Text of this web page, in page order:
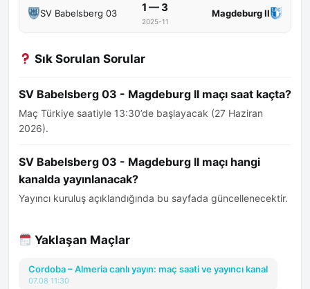
SV Babelsberg 03 1 — 3
2025-11
Magdeburg II
Sık Sorulan Sorular
SV Babelsberg 03 - Magdeburg II maçı saat kaçta?
Maç Türkiye saatiyle 13:30’de başlayacak (27 Haziran
2026).
SV Babelsberg 03 - Magdeburg II maçı hangi
kanalda yayınlanacak?
Yayıncı kuruluş açıklandığında bu sayfada güncellenecektir.
Yaklaşan Maçlar
Cordoba – Almeria canlı yayın: maç saati ve yayıncı kanal
07.08 11:30